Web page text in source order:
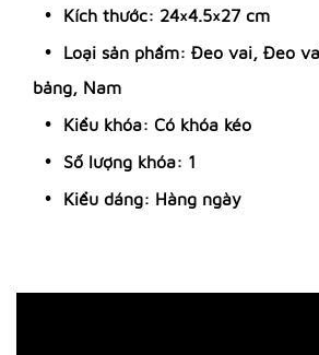
Kích thước: 24×4.5×27 cm
Loại sản phẩm: Đeo vai, Đeo
bảng, Nam
Kiểu khóa: Có khóa kéo
Số lượng khóa: 1
Kiểu dáng: Hàng ngày